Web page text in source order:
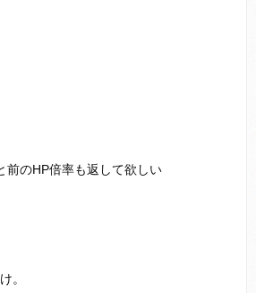
前のHP倍率も返して欲しい
。